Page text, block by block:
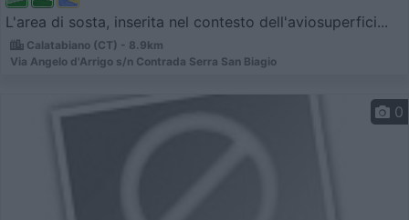
L'area di sosta, inserita nel contesto dell'aviosuperfici...
Calatabiano (CT) - 8.9km
Via Angelo d'Arrigo s/n Contrada Serra San Biagio
0